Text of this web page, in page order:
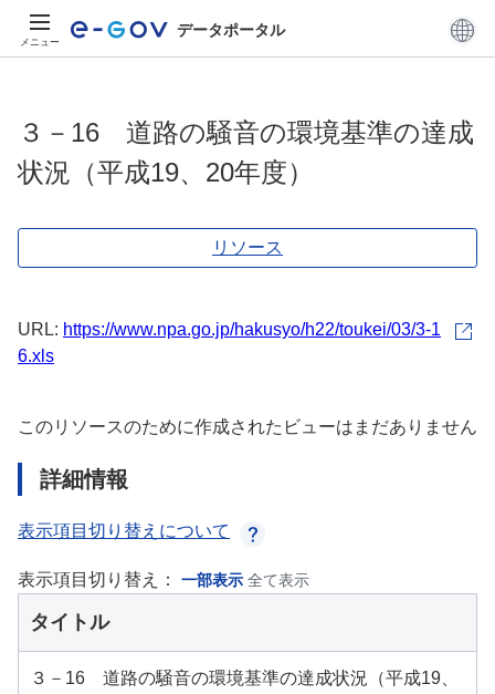
メニュー
データポータル
３－16 道路の騒音の環境基準の達成
状況（平成19、20年度）
リソース
URL: https://www.npa.go.jp/hakusyo/h22/toukei/03/3-1
6.xls
このリソースのために作成されたビューはまだありません
詳細情報
表示項目切り替えについて
表示項目切り替え： 一部表示 全て表示
タイトル
３－16 道路の騒音の環境基準の達成状況（平成19、